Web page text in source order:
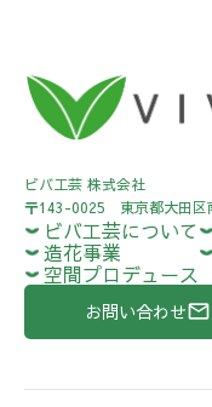
ビバ工芸 株式会社
〒143-0025 東京都大田区
ビバ工芸について
造花事業
空間プロデュース
お問い合わせ